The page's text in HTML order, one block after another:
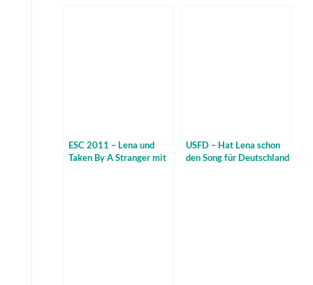
ESC 2011 – Lena und
Taken By A Stranger mit
USFD – Hat Lena schon
den Song für Deutschland